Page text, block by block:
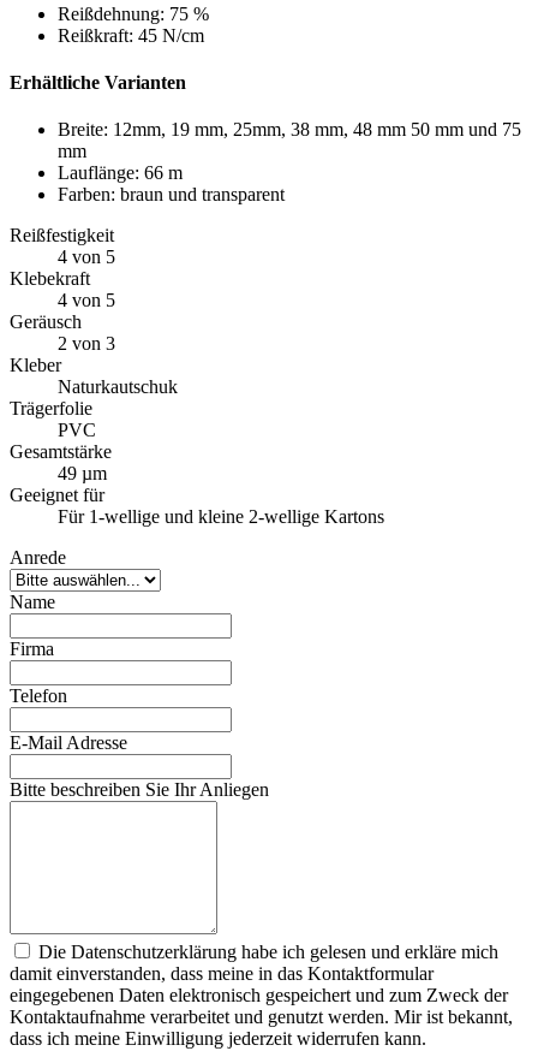
Reißdehnung: 75 %
Reißkraft: 45 N/cm
Erhältliche Varianten
Breite: 12mm, 19 mm, 25mm, 38 mm, 48 mm 50 mm und 75
mm
Lauflänge: 66 m
Farben: braun und transparent
Reißfestigkeit
4 von 5
Klebekraft
4 von 5
Geräusch
2 von 3
Kleber
Naturkautschuk
Trägerfolie
PVC
Gesamtstärke
49 µm
Geeignet für
Für 1-wellige und kleine 2-wellige Kartons
Anrede
Name
Firma
Telefon
E-Mail Adresse
Bitte beschreiben Sie Ihr Anliegen
Die Datenschutzerklärung habe ich gelesen und erkläre mich
damit einverstanden, dass meine in das Kontaktformular
eingegebenen Daten elektronisch gespeichert und zum Zweck der
Kontaktaufnahme verarbeitet und genutzt werden. Mir ist bekannt,
dass ich meine Einwilligung jederzeit widerrufen kann.